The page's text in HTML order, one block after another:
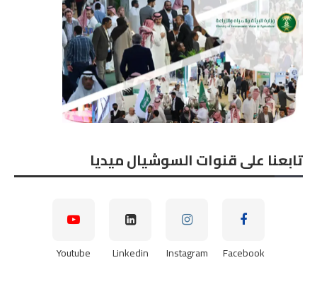
تابعنا على قنوات السوشيال ميديا
Facebook
Instagram
Linkedin
Youtube